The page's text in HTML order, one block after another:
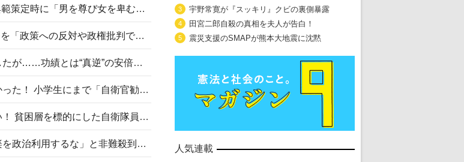
“男系男子の皇位継承”は明治期の創作！ 旧皇室典範策定時に「男を尊び女を卑むの慣習、人民の脳髄」とトンデモ論で女性天皇を否定
山里亮太が『DayDay.』で国会前の高市批判デモを「政策への反対や政権批判でない」と捻じ曲げ解説 デモ参加者から批判殺到
安倍晋三元首相の命日で高市首相は功績を賞賛したが……功績とは“真逆”の安倍元首相のトンデモ発言を振り返る
自衛隊リクルートは貧困層狙い撃ちだけではなかった！ 小学生にまで「自衛官勧誘」目的のパンフレット作成
「自衛隊は経済的に厳しい子が」は間違ってない！ 貧困層を標的にした自衛隊員募集、やす子、山上被告も…日本でも進む“経済的徴兵制”
高市首相がミュージックアワードに登壇で「音楽を政治利用するな」と非難殺到！ MAJの国策的本質を批判する声も
3 宇野常寛が『スッキリ』クビの裏側暴露
4 田宮二郎自殺の真相を夫人が告白！
5 震災支援のSMAPが熊本大地震に沈黙
人気連載